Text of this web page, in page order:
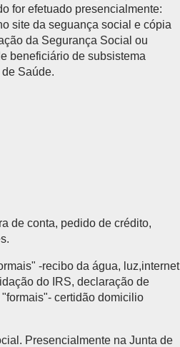
for efetuado presencialmente:
site da seguança social e cópia
da Segurança Social ou
beneficiário de subsistema
Saúde.
de conta, pedido de crédito,
-recibo da água, luz,internet
do IRS, declaração de
certidão domicilio
Presencialmente na Junta de